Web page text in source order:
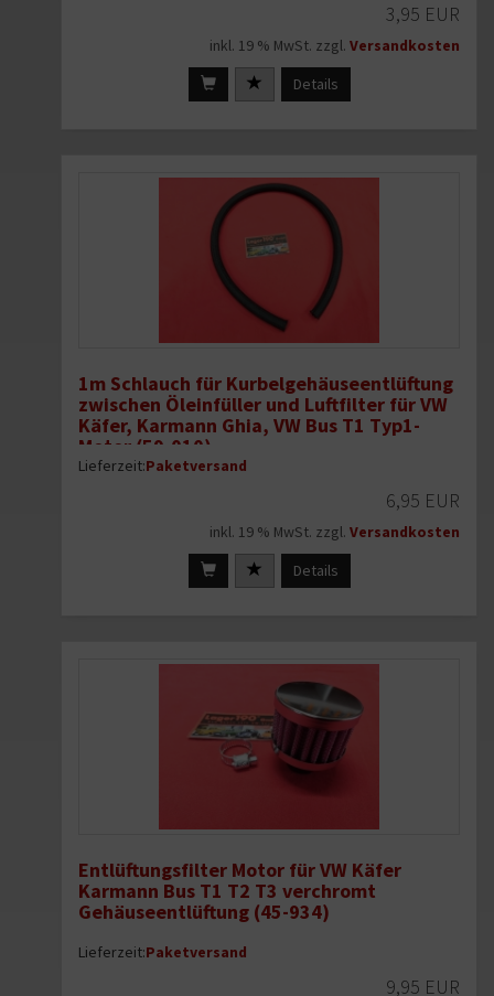
3,95 EUR
inkl. 19 % MwSt. zzgl. Versandkosten
Details
1m Schlauch für Kurbelgehäuseentlüftung
zwischen Öleinfüller und Luftfilter für VW
Käfer, Karmann Ghia, VW Bus T1 Typ1-
Motor (59-010)
Lieferzeit:Paketversand
6,95 EUR
inkl. 19 % MwSt. zzgl. Versandkosten
Details
Entlüftungsfilter Motor für VW Käfer
Karmann Bus T1 T2 T3 verchromt
Gehäuseentlüftung (45-934)
Lieferzeit:Paketversand
9,95 EUR